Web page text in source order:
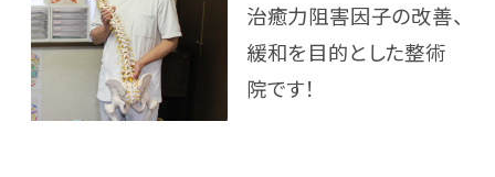
治癒力阻害因子の改善、
緩和を目的とした整術
院です！